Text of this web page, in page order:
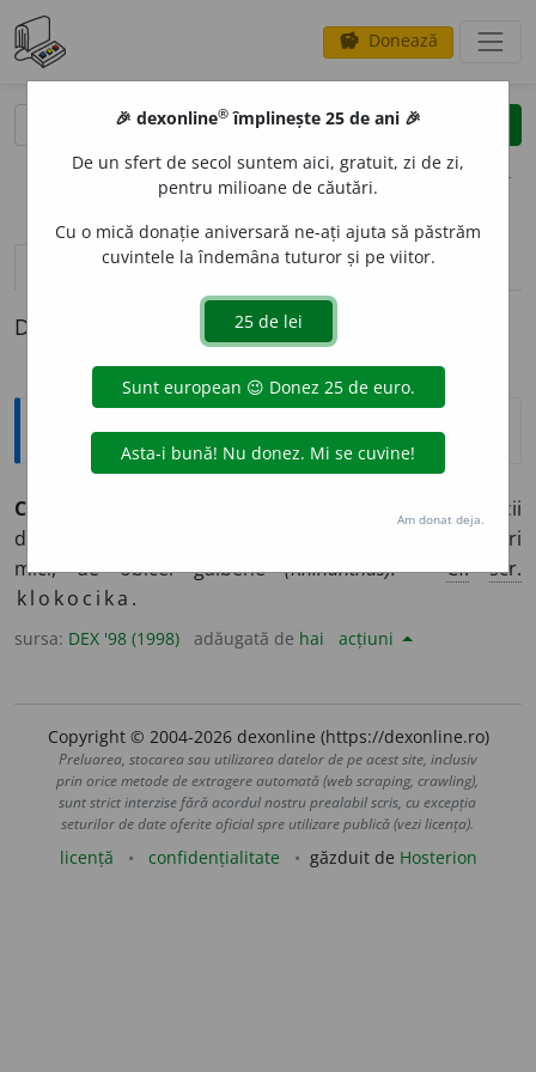
savings Donează
clear
opțiuni
definiții (1) pronunțievolume_up (1)
Definiția cu ID-ul 48219:
Explicative DEX
CLOCOT
Nume dat mai multor specii
de plante semiparazite, cu frunzele dințate și cu flori
mici, de obicei galbene(Rhinanthus).–Cf.
scr.
klokocika.
sursa: DEX '98 (1998) adăugată de hai acțiuni
Copyright © 2004-2026 dexonline (https://dexonline.ro)
Preluarea, stocarea sau utilizarea datelor de pe acest site, inclusiv
prin orice metode de extragere automată (web scraping, crawling),
sunt strict interzise fără acordul nostru prealabil scris, cu excepția
seturilor de date oferite oficial spre utilizare publică (vezi licența).
licență confidențialitate găzduit de Hosterion
🎉 dexonline® împlinește 25 de ani 🎉
De un sfert de secol suntem aici, gratuit, zi de zi,
pentru milioane de căutări.
Cu o mică donație aniversară ne-ați ajuta să păstrăm
cuvintele la îndemâna tuturor și pe viitor.
Am donat deja.